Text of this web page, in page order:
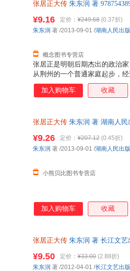
张居正大传 朱东润 著
张居正是明朝后期杰出的政治
从荆州的一个普通家庭起步，
师，以及明朝中兴的奠基人。
得了良好成效，在政治、经济
否定了张居正改革成果的大明
对传主所置身的那个时代有更
术成就与研究价值，也有非常
¥9.16 定价： ¥249.68 (0.37折)
概念图书专营店
朱东润 著 /2013-09-01 /湖南人民出
加入购物车 收藏
张居正大传 朱东润 著 湖南人
¥9.26 定价： ¥207.12 (0.45折)
小熊贝比图书专营店
朱东润 著 /2013-09-01 /湖南人民出
加入购物车 收藏
张居正大传 朱东润 著 长江文
¥9.50 定价： ¥33.00 (2.88折)
朱东润 著 /2012-04-01 /长江文艺出